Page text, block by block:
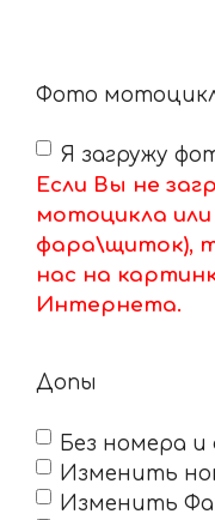
Фото
Я загружу
Если Вы не
мотоцикла или
фара\щиток),
нас на
Интернета.
Допы
Без номера и
Изменить
Изменить